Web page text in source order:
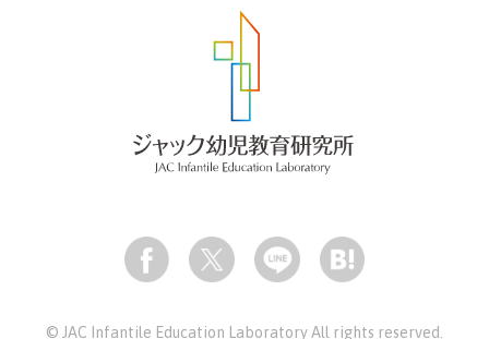
© JAC Infantile Education Laboratory All rights reserved.